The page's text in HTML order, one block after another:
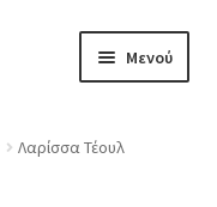
Μενού
Λαρίσσα Τέουλ